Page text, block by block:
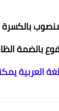
بالضمة
العربية